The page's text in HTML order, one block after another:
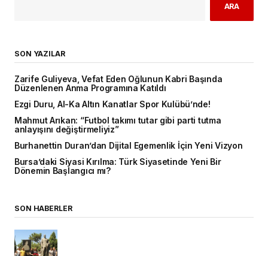
ARA
SON YAZILAR
Zarife Guliyeva, Vefat Eden Oğlunun Kabri Başında
Düzenlenen Anma Programına Katıldı
Ezgi Duru, Al-Ka Altın Kanatlar Spor Kulübü’nde!
Mahmut Arıkan: “Futbol takımı tutar gibi parti tutma
anlayışını değiştirmeliyiz”
Burhanettin Duran’dan Dijital Egemenlik İçin Yeni Vizyon
Bursa’daki Siyasi Kırılma: Türk Siyasetinde Yeni Bir
Dönemin Başlangıcı mı?
SON HABERLER